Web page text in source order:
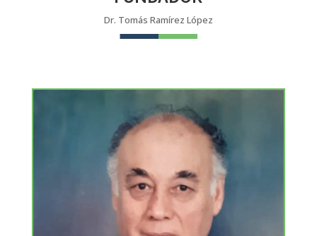
Dr. Tomás Ramírez López